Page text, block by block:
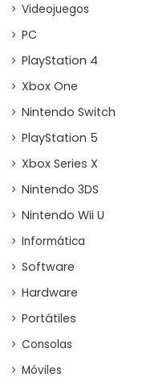
Videojuegos
PC
PlayStation 4
Xbox One
Nintendo Switch
PlayStation 5
Xbox Series X
Nintendo 3DS
Nintendo Wii U
Informática
Software
Hardware
Portátiles
Consolas
Móviles